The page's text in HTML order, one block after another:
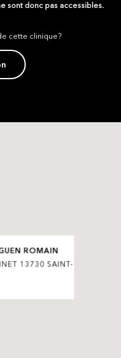
sont donc pas accessibles.
cette clinique?
ROMAIN
13730 SAINT-